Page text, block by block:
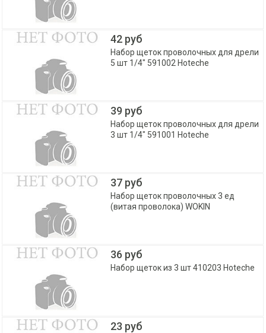
42 руб
Набор щеток проволочных для дрели
5 шт 1/4" 591002 Hoteche
39 руб
Набор щеток проволочных для дрели
3 шт 1/4" 591001 Hoteche
37 руб
Набор щеток проволочных 3 ед
(витая проволока) WOKIN
36 руб
Набор щеток из 3 шт 410203 Hoteche
23 руб